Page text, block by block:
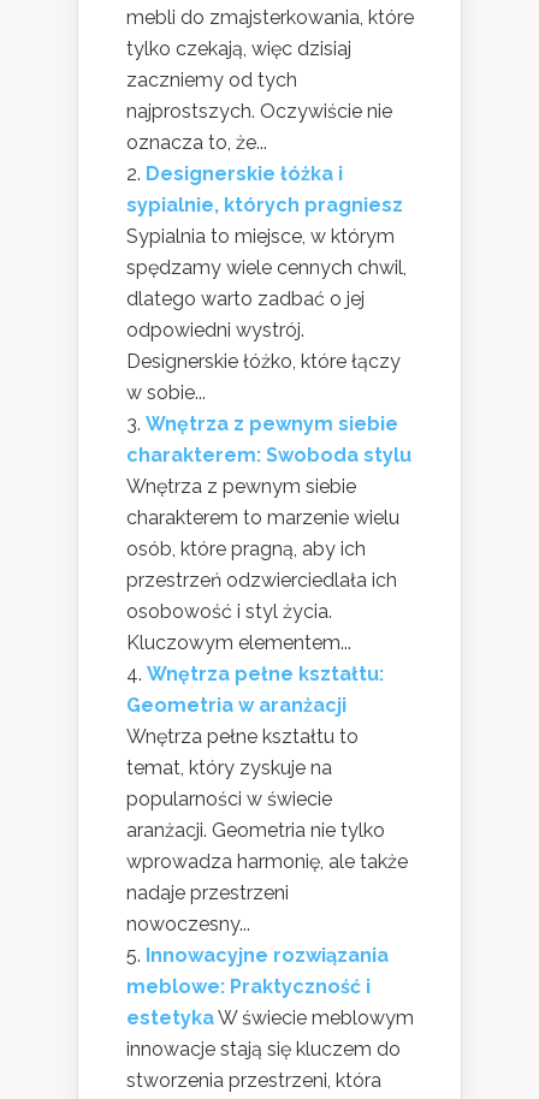
mebli do zmajsterkowania, które
tylko czekają, więc dzisiaj
zaczniemy od tych
najprostszych. Oczywiście nie
oznacza to, że...
Designerskie łóżka i
sypialnie, których pragniesz
Sypialnia to miejsce, w którym
spędzamy wiele cennych chwil,
dlatego warto zadbać o jej
odpowiedni wystrój.
Designerskie łóżko, które łączy
w sobie...
Wnętrza z pewnym siebie
charakterem: Swoboda stylu
Wnętrza z pewnym siebie
charakterem to marzenie wielu
osób, które pragną, aby ich
przestrzeń odzwierciedlała ich
osobowość i styl życia.
Kluczowym elementem...
Wnętrza pełne kształtu:
Geometria w aranżacji
Wnętrza pełne kształtu to
temat, który zyskuje na
popularności w świecie
aranżacji. Geometria nie tylko
wprowadza harmonię, ale także
nadaje przestrzeni
nowoczesny...
Innowacyjne rozwiązania
meblowe: Praktyczność i
estetykaW świecie meblowym
innowacje stają się kluczem do
stworzenia przestrzeni, która